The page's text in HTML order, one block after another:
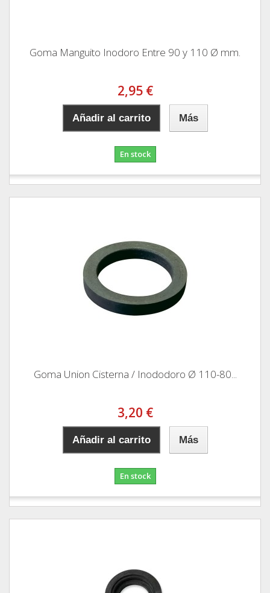
Goma Manguito Inodoro Entre 90 y 110 Ø mm.
2,95 €
Añadir al carrito Más
En stock
Goma Union Cisterna / Inododoro Ø 110-80...
3,20 €
Añadir al carrito Más
En stock